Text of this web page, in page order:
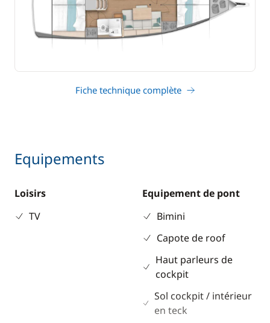
Fiche technique complète
Equipements
Loisirs
TV
Equipement de pont
Bimini
Capote de roof
Haut parleurs de
cockpit
Sol cockpit / intérieur
en teck